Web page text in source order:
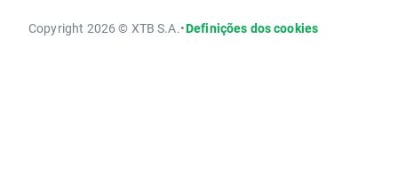
Copyright 2026 © XTB S.A.•Definições dos cookies